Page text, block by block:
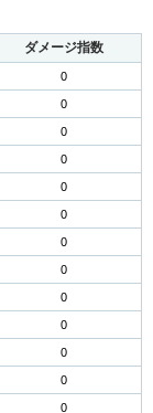
ダメージ指数
0
0
0
0
0
0
0
0
0
0
0
0
0